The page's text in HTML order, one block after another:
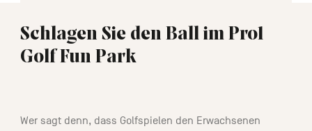
Schlagen Sie den Ball im Pro1
Golf Fun Park
Wer sagt denn, dass Golfspielen den Erwachsenen